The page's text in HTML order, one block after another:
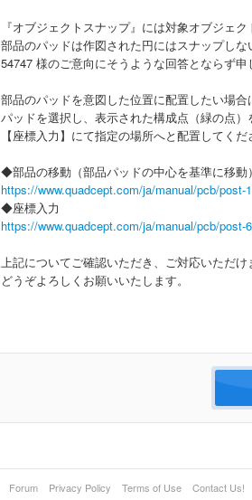
『オブジェクトスナップ』には対象オブジェ
部品のパッドは作図された円にはスナップし
54747 様のご意向にそうような回答とならず
部品のパッドを意図した位置に配置したい場合
パッドを選択し、表示された構成点（緑の点
【座標入力】にて指定の場所へと配置してく
◆部品の移動（部品パッドの中心を基準に移動
https://www.quadcept.com/ja/manual/pcb/post-
◆座標入力
https://www.quadcept.com/ja/manual/pcb/post-
上記についてご確認いただき、ご対応いただ
どうぞよろしくお願いいたします。
Forum Privacy Policy Terms of Use Contact Us!